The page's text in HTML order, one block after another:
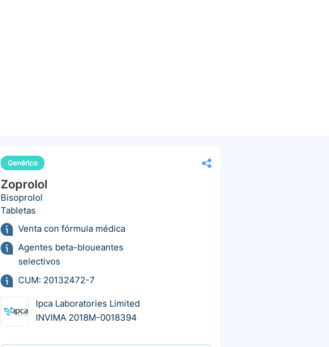
Genérico
Zoprolol
Bisoprolol
Tabletas
Venta con fórmula médica
Agentes beta-bloueantes
selectivos
CUM: 20132472-7
Ipca Laboratories Limited
INVIMA 2018M-0018394